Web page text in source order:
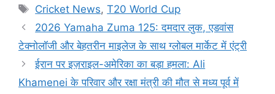
Tags
Cricket News,T20 World Cup
2026 Yamaha Zuma 125: दमदार लुक, एडवांस
टेक्नोलॉजी और बेहतरीन माइलेज के साथ ग्लोबल मार्केट में एंट्री
ईरान पर इज़राइल-अमेरिका का बड़ा हमला: Ali
Khamenei के परिवार और रक्षा मंत्री की मौत से मध्य पूर्व में